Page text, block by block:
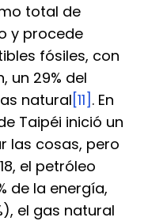
total de
y procede
fósiles, con
un 29% del
natural [11] . En
Taipéi inició un
las cosas, pero
el petróleo
de la energía,
el gas natural